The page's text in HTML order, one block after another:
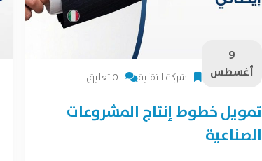
9
أغسطس
شركة التقنية 0 تعليق
تمويل خطوط إنتاج المشروعات
الصناعية